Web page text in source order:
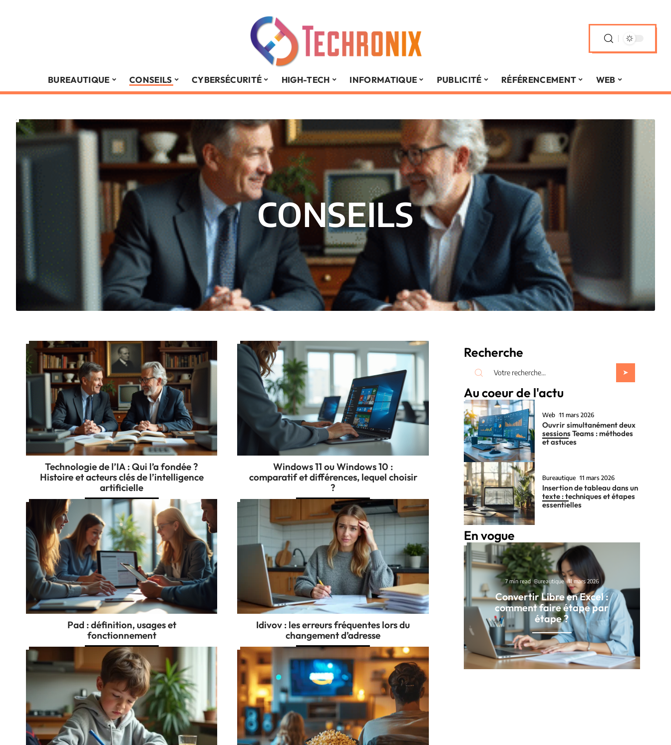
BUREAUTIQUE CONSEILS CYBERSÉCURITÉ HIGH-TECH INFORMATIQUE PUBLICITÉ RÉFÉRENCEMENT WEB
CONSEILS
Technologie de l’IA : Qui l’a fondée ?
Histoire et acteurs clés de l’intelligence
artificielle
Windows 11 ou Windows 10 :
comparatif et différences, lequel choisir
?
Pad : définition, usages et
fonctionnement
Idivov : les erreurs fréquentes lors du
changement d’adresse
Recherche
Au coeur de l'actu
Web 11 mars 2026
Ouvrir simultanément deux
sessions Teams : méthodes
et astuces
Bureautique 11 mars 2026
Insertion de tableau dans un
texte : techniques et étapes
essentielles
En vogue
7 min read Bureautique 11 mars 2026
Convertir Libre en Excel :
comment faire étape par
étape ?